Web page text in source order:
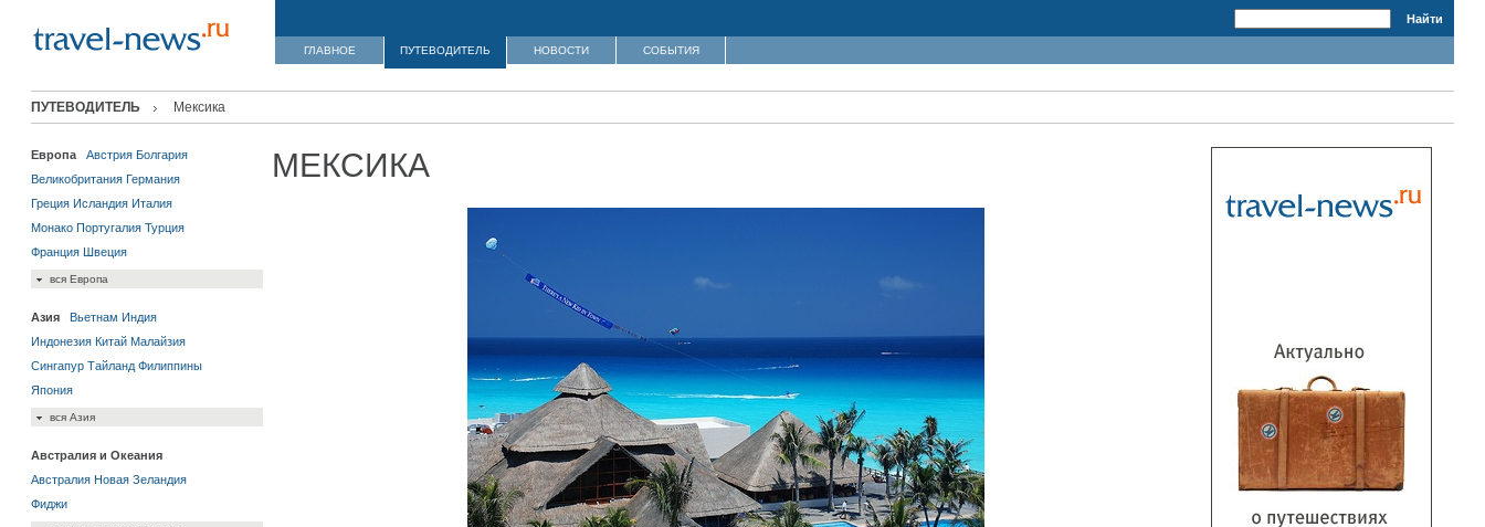
ГЛАВНОЕ ПУТЕВОДИТЕЛЬ НОВОСТИ СОБЫТИЯ
ПУТЕВОДИТЕЛЬ Мексика
Европа Австрия Болгария
Великобритания Германия
Греция Исландия Италия
Монако Португалия Турция
Франция Швеция
вся Европа
Азия Вьетнам Индия
Индонезия Китай Малайзия
Сингапур Тайланд Филиппины
Япония
вся Азия
Австралия и Океания
Австралия Новая Зеландия
Фиджи
МЕКСИКА